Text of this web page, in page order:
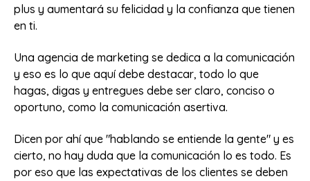
plus y aumentará su felicidad y la confianza que tienen
en ti.
Una agencia de marketing se dedica a la comunicación
y eso es lo que aquí debe destacar, todo lo que
hagas, digas y entregues debe ser claro, conciso o
oportuno, como la comunicación asertiva.
Dicen por ahí que "hablando se entiende la gente" y es
cierto, no hay duda que la comunicación lo es todo. Es
por eso que las expectativas de los clientes se deben